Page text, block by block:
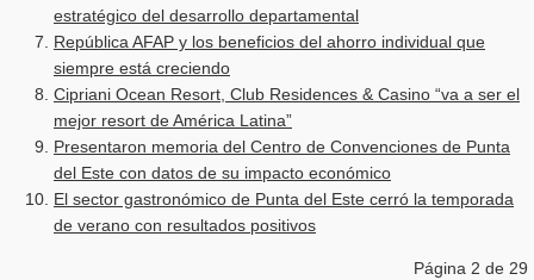
estratégico del desarrollo departamental
República AFAP y los beneficios del ahorro individual que
siempre está creciendo
Cipriani Ocean Resort, Club Residences & Casino “va a ser el
mejor resort de América Latina”
Presentaron memoria del Centro de Convenciones de Punta
del Este con datos de su impacto económico
El sector gastronómico de Punta del Este cerró la temporada
de verano con resultados positivos
Página 2 de 29